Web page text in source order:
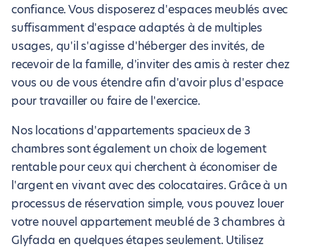
confiance. Vous disposerez d'espaces meublés avec
suffisamment d'espace adaptés à de multiples
usages, qu'il s'agisse d'héberger des invités, de
recevoir de la famille, d'inviter des amis à rester chez
vous ou de vous étendre afin d'avoir plus d'espace
pour travailler ou faire de l'exercice.
Nos locations d'appartements spacieux de 3
chambres sont également un choix de logement
rentable pour ceux qui cherchent à économiser de
l'argent en vivant avec des colocataires. Grâce à un
processus de réservation simple, vous pouvez louer
votre nouvel appartement meublé de 3 chambres à
Glyfada en quelques étapes seulement. Utilisez